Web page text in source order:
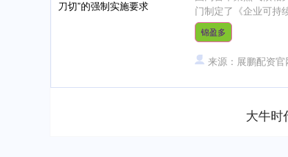
门制定了《企业可持
锦盈多
来源：展鹏配资官
大牛时